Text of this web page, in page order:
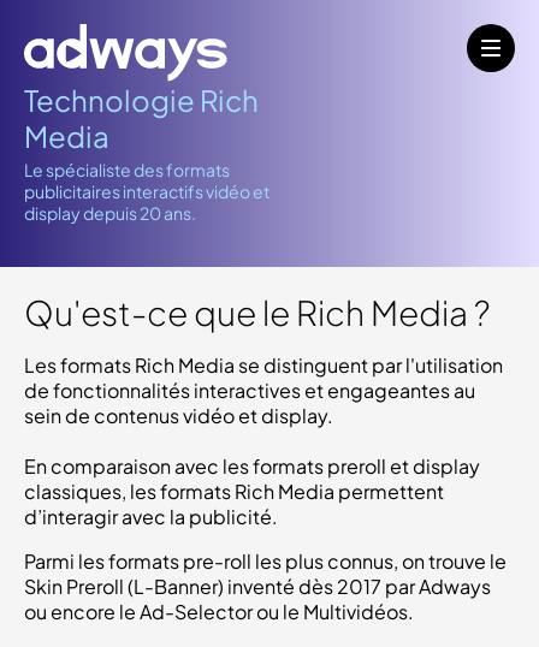
Technologie Rich
Media
Le spécialiste des formats
publicitaires interactifs vidéo et
display depuis 20 ans.
Qu'est-ce que le Rich Media ?
Les formats Rich Media se distinguent par l'utilisation
de fonctionnalités interactives et engageantes au
sein de contenus vidéo et display.
En comparaison avec les formats preroll et display
classiques, les formats Rich Media permettent
d’interagir avec la publicité.
Parmi les formats pre-roll les plus connus, on trouve le
Skin Preroll (L-Banner) inventé dès 2017 par Adways
ou encore le Ad-Selector ou le Multividéos.